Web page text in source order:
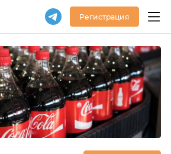
Регистрация